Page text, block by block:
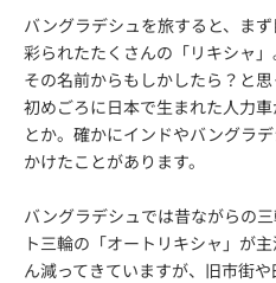
バングラデシュを旅すると、ま
彩られたたくさんの「リキシャ」
その名前からもしかしたら？と
初めごろに日本で生まれた人力
とか。確かにインドやバングラ
かけたことがあります。
バングラデシュでは昔ながらの
ト三輪の「オートリキシャ」が
ん減ってきていますが、旧市街